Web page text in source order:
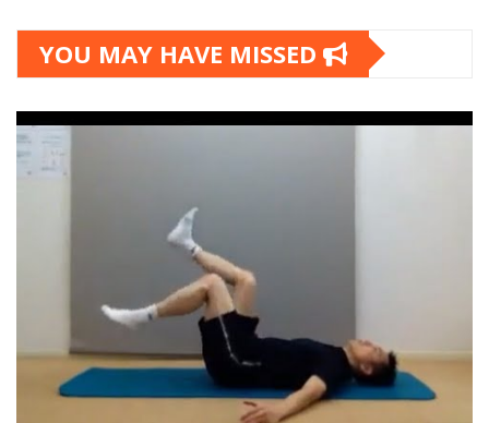
YOU MAY HAVE MISSED